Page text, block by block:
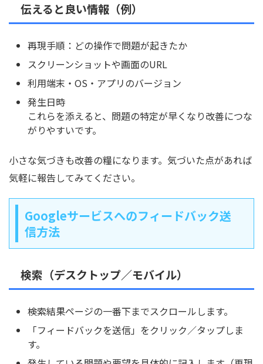
伝えると良い情報（例）
再現手順：どの操作で問題が起きたか
スクリーンショットや画面のURL
利用端末・OS・アプリのバージョン
発生日時
これらを添えると、問題の特定が早くなり改善につな
がりやすいです。
小さな気づきも改善の糧になります。気づいた点があれば
気軽に報告してみてください。
Googleサービスへのフィードバック送
信方法
検索（デスクトップ／モバイル）
検索結果ページの一番下までスクロールします。
「フィードバックを送信」をクリック／タップしま
す。